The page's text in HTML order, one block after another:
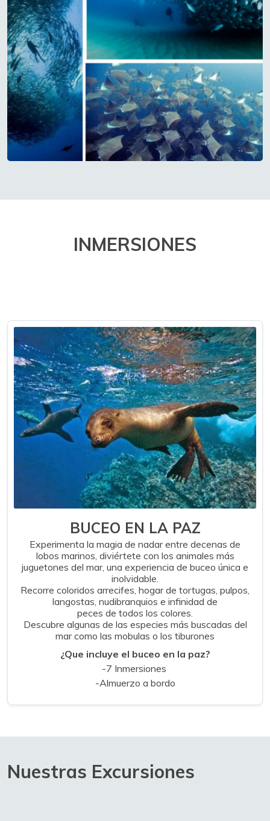
INMERSIONES
BUCEO EN LA PAZ
Experimenta la magia de nadar entre decenas de
lobos marinos, diviértete con los animales más
juguetones del mar, una experiencia de buceo única e
inolvidable.
Recorre coloridos arrecifes, hogar de tortugas, pulpos,
langostas, nudibranquios e infinidad de
peces de todos los colores.
Descubre algunas de las especies más buscadas del
mar como las mobulas o los tiburones
¿Que incluye el buceo en la paz?
-7 Inmersiones
-Almuerzo a bordo
Nuestras Excursiones